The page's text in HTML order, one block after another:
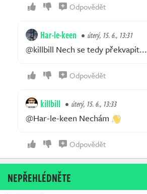
Odpovědět
Har-le-keen úterý, 15. 6., 13:31
@killbill Nech se tedy překvapit...
Odpovědět
killbill úterý, 15. 6., 13:33
@Har-le-keen Nechám
Odpovědět
NEPŘEHLÉDNĚTE